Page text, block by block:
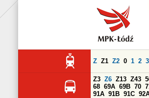
Z Z1 Z2 0 1 2 3
Z3 Z6 Z13 Z43
68 69A 69B 70
91A 91B 91C